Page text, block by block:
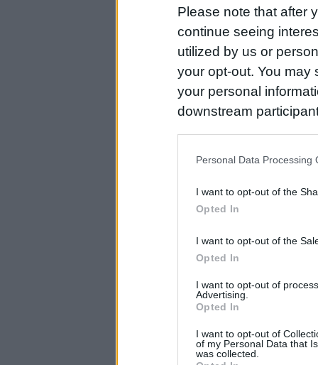
Please note that after
continue seeing
utilized by us or
your opt-out. You may
your personal
downstream
us to third parties on
Personal Data Processing
I want to opt-out of the
Opted In
I want to opt-out of the
Opted In
I want to opt-out of
Advertising.
Opted In
I want to opt-out of
of my Personal Data that
was collected.